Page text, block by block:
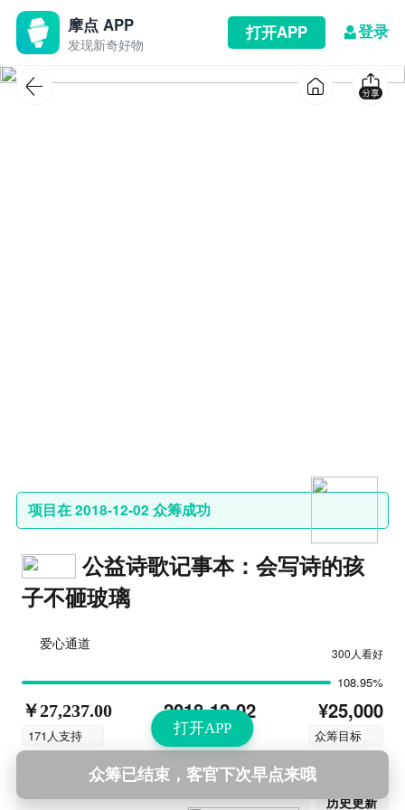
摩点 APP
发现新奇好物
打开APP 登录
打开APP
项目在 2018-12-02 众筹成功
公益诗歌记事本：会写诗的孩
子不砸玻璃
爱心通道
300人看好
108.95%
￥27,237.00
171人支持
2018-12-02
结束时间
¥25,000
众筹目标
第5次更新 2018-12-31 23:49
历史更新
众筹已结束，客官下次早点来哦